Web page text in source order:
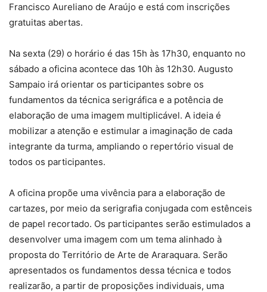
Francisco Aureliano de Araújo e está com inscrições
gratuitas abertas.
Na sexta (29) o horário é das 15h às 17h30, enquanto no
sábado a oficina acontece das 10h às 12h30. Augusto
Sampaio irá orientar os participantes sobre os
fundamentos da técnica serigráfica e a potência de
elaboração de uma imagem multiplicável. A ideia é
mobilizar a atenção e estimular a imaginação de cada
integrante da turma, ampliando o repertório visual de
todos os participantes.
A oficina propõe uma vivência para a elaboração de
cartazes, por meio da serigrafia conjugada com estênceis
de papel recortado. Os participantes serão estimulados a
desenvolver uma imagem com um tema alinhado à
proposta do Território de Arte de Araraquara. Serão
apresentados os fundamentos dessa técnica e todos
realizarão, a partir de proposições individuais, uma